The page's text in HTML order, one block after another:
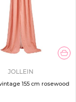
JOLLEIN
155 cm rosewood